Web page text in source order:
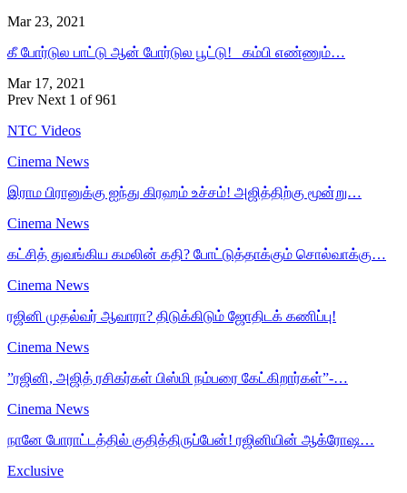
Mar 23, 2021
கீ போர்டுல பாட்டு ஆன் போர்டுல பூட்டு! கம்பி எண்ணும்…
Mar 17, 2021
Prev Next 1 of 961
NTC Videos
Cinema News
இராம பிரானுக்கு ஐந்து கிரஹம் உச்சம்! அஜித்திற்கு மூன்று…
Cinema News
கட்சித் துவங்கிய கமலின் கதி? போட்டுத்தாக்கும் சொல்வாக்கு…
Cinema News
ரஜினி முதல்வர் ஆவாரா? திடுக்கிடும் ஜோதிடக் கணிப்பு!
Cinema News
”ரஜினி, அஜித் ரசிகர்கள் பிஸ்மி நம்பரை கேட்கிறார்கள்”-…
Cinema News
நானே போராட்டத்தில் குதித்திருப்பேன்! ரஜினியின் ஆக்ரோஷ…
Exclusive